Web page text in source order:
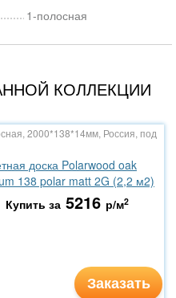
1-полосная
КОЛЛЕКЦИИ
2000*138*14мм, Россия, под
доска Polarwood oak
138 polar matt 2G (2,2 м2)
Купить за 5216 р/м2
Заказать